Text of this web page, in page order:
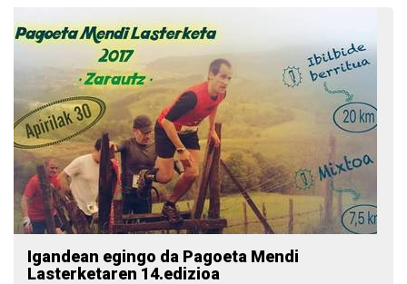
Igandean egingo da Pagoeta Mendi
Lasterketaren 14.edizioa